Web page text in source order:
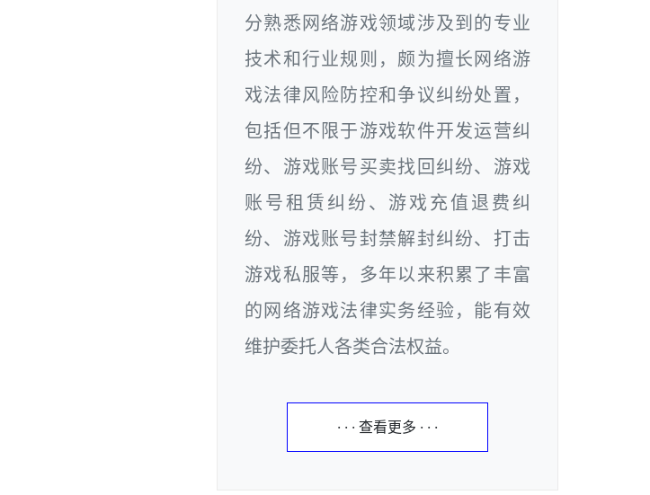
分熟悉网络游戏领域涉及到的专业
技术和行业规则，颇为擅长网络游
戏法律风险防控和争议纠纷处置，
包括但不限于游戏软件开发运营纠
纷、游戏账号买卖找回纠纷、游戏
账号租赁纠纷、游戏充值退费纠
纷、游戏账号封禁解封纠纷、打击
游戏私服等，多年以来积累了丰富
的网络游戏法律实务经验，能有效
维护委托人各类合法权益。
· · · 查看更多 · · ·